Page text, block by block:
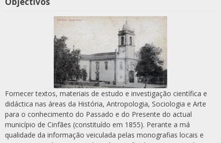
Fornecer textos, materiais de estudo e investigação científica e
didáctica nas áreas da História, Antropologia, Sociologia e Arte
para o conhecimento do Passado e do Presente do actual
município de Cinfães (constituído em 1855). Perante a má
qualidade da informação veiculada pelas monografias locais e